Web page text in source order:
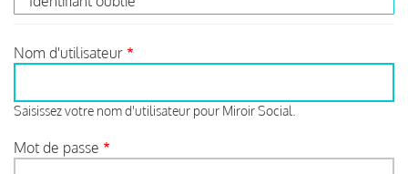
Nom d'utilisateur
Saisissez votre nom d'utilisateur pour Miroir Social.
Mot de passe